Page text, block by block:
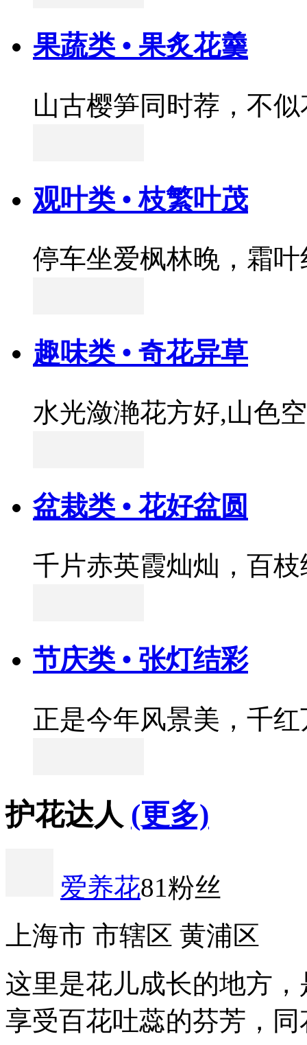
果蔬类 • 果炙花羹
山古樱笋同时荐，不
观叶类 • 枝繁叶茂
停车坐爱枫林晚，霜
趣味类 • 奇花异草
水光潋滟花方好,山色
盆栽类 • 花好盆圆
千片赤英霞灿灿，百
节庆类 • 张灯结彩
正是今年风景美，千
护花达人 (更多)
爱养花81粉丝
上海市 市辖区 黄浦区
这里是花儿成长的地方
享受百花吐蕊的芬芳，